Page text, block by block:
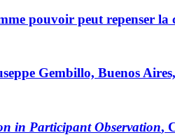
pouvoir peut repenser
Gembillo, Buenos
in Participant Observation,